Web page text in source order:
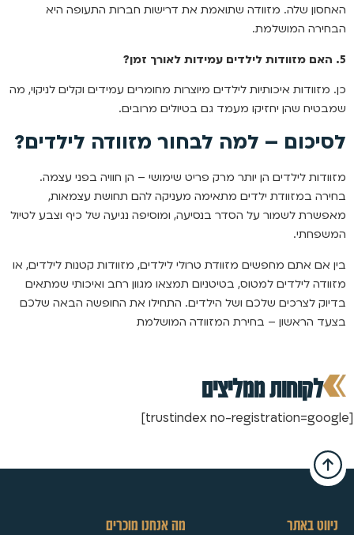
האחסון שלה. מזוודה שתואמת את דרישות חברות התעופה היא
הבחירה המושלמת.
5. האם מזוודות לילדים עמידות לאורך זמן?
כן. מזוודות איכותיות לילדים מיוצרות מחומרים עמידים וקלים לניקוי, מה
שמבטיח שהן יחזיקו מעמד גם בטיולים מרובים.
לסיכום – למה לבחור מזוודה לילדים?
מזוודות לילדים הן יותר מרק פריט שימושי – הן חוויה בפני עצמה.
בחירה במזוודת ילדים מתאימה מעניקה להם תחושת עצמאות,
מאפשרת לשמור על הסדר בנסיעה, ומוסיפה נגיעה של כיף וצבע לטיול
המשפחתי.
בין אם אתם מחפשים מזוודת טרולי לילדים, מזוודות קטנות לילדים, או
מזוודה לילדים למטוס, בטיטניום תמצאו מגוון רחב ואיכותי שמתאים
בדיוק לצרכים שלכם ושל הילדים. התחילו את החופשה הבאה שלכם
בצעד הראשון – בחירת המזוודה המושלמת
לקוחות ממליצים
[trustindex no-registration=google]
ניווט באתר מה אנחנו מוכרים